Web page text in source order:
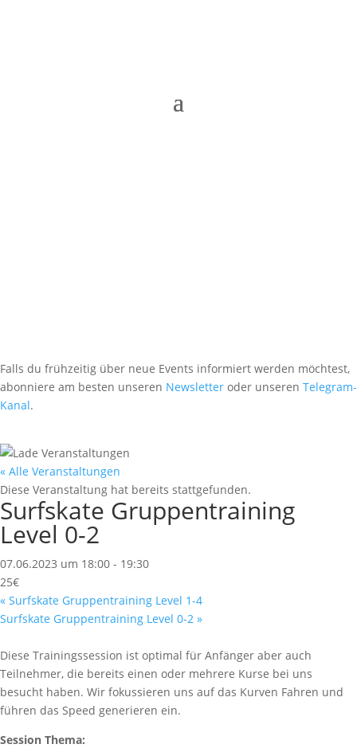
Falls du frühzeitig über neue Events informiert werden möchtest,
abonniere am besten unseren Newsletter oder unseren Telegram-
Kanal.
« Alle Veranstaltungen
Diese Veranstaltung hat bereits stattgefunden.
Surfskate Gruppentraining
Level 0-2
07.06.2023 um 18:00 - 19:30
25€
« Surfskate Gruppentraining Level 1-4
Surfskate Gruppentraining Level 0-2 »
Diese Trainingssession ist optimal für Anfänger aber auch
Teilnehmer, die bereits einen oder mehrere Kurse bei uns
besucht haben. Wir fokussieren uns auf das Kurven Fahren und
führen das Speed generieren ein.
Session Thema: